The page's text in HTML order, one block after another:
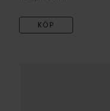
KÖP